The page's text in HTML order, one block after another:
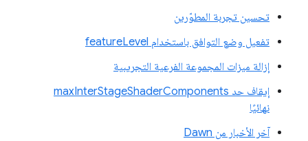
تحسين تجربة المطوّرين
تفعيل وضع التوافق باستخدام featureLevel
إزالة ميزات المجموعة الفرعية التجريبية
إيقاف حد maxInterStageShaderComponents
نهائيًا
آخر الأخبار من Dawn